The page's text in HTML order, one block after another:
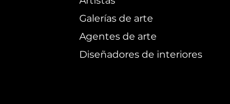
Galerías de arte
Agentes de arte
Diseñadores de interiores